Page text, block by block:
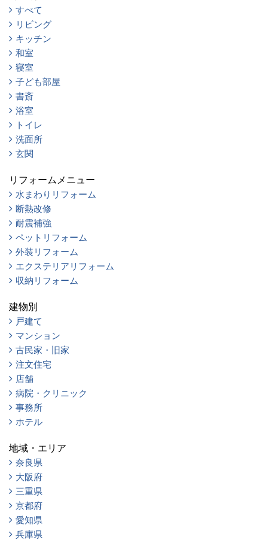
すべて
リビング
キッチン
和室
寝室
子ども部屋
書斎
浴室
トイレ
洗面所
玄関
リフォームメニュー
水まわりリフォーム
断熱改修
耐震補強
ペットリフォーム
外装リフォーム
エクステリアリフォーム
収納リフォーム
建物別
戸建て
マンション
古民家・旧家
注文住宅
店舗
病院・クリニック
事務所
ホテル
地域・エリア
奈良県
大阪府
三重県
京都府
愛知県
兵庫県